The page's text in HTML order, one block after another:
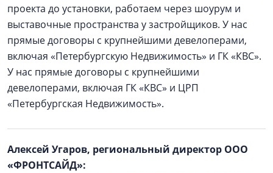
проекта до установки, работаем через шоурум и
выставочные пространства у застройщиков. У нас
прямые договоры с крупнейшими девелоперами,
включая «Петербургскую Недвижимость» и ГК «КВС».
У нас прямые договоры с крупнейшими
девелоперами, включая ГК «КВС» и ЦРП
«Петербургская Недвижимость».
Алексей Угаров, региональный директор ООО
«ФРОНТСАЙД»: